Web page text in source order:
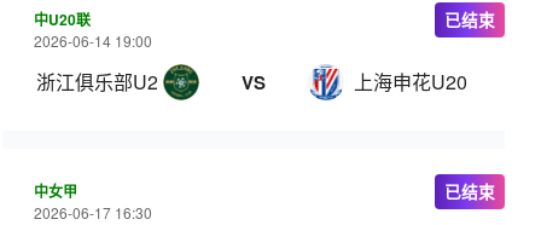
中U20联
2026-06-14 19:00
浙江俱乐部U20 VS 上海申花U20
已结束
中女甲
2026-06-17 16:30
已结束